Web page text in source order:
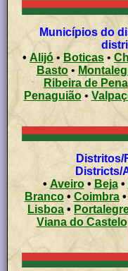
Municípios do distrito de Vila Real - Vila Real
• Alijó • Boticas •
Basto•
Ribeira de Pena
Penaguião•
Distritos/
Districts/
• Aveiro• Beja•
Branco• Coimbra•
Lisboa •
Viana do Castelo